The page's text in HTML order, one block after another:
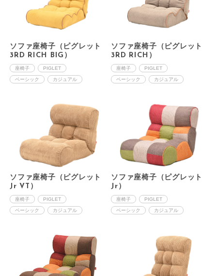
ソファ座椅子（ピグレット
3RD RICH BIG）
座椅子 PIGLET
ベーシック カジュアル
ソファ座椅子（ピグレット
3RD RICH）
座椅子 PIGLET
ベーシック カジュアル
ソファ座椅子（ピグレット
Jr VT）
座椅子 PIGLET
ベーシック カジュアル
ソファ座椅子（ピグレット
Jr）
座椅子 PIGLET
ベーシック カジュアル